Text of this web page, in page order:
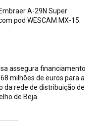
A-29N Super
pod WESCAM MX-15.
assegura financiamento
milhões de euros para a
da rede de distribuição de
de Beja.